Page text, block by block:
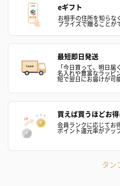
eギフト
お相手の住所を知らな
プライズで贈ることが
最短即日発送
「今日買って、明日届
名入れや豊富なラッピ
短で翌日にお届けが可
買えば買うほどお
会員ランクに応じてお
ポイント還元率がアッ
タン